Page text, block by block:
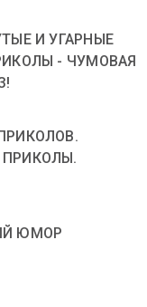
И УГАРНЫЕ
- ЧУМОВАЯ
ЮМОР